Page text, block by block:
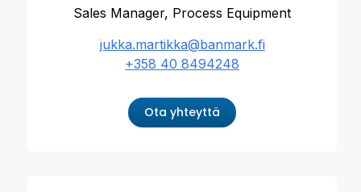
Sales Manager, Process Equipment
jukka.martikka@banmark.fi
+358 40 8494248
Ota yhteyttä